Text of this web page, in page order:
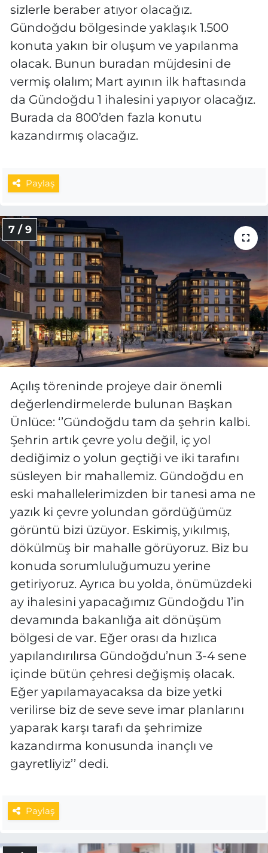
sizlerle beraber atıyor olacağız.
Gündoğdu bölgesinde yaklaşık 1.500
konuta yakın bir oluşum ve yapılanma
olacak. Bunun buradan müjdesini de
vermiş olalım; Mart ayının ilk haftasında
da Gündoğdu 1 ihalesini yapıyor olacağız.
Burada da 800’den fazla konutu
kazandırmış olacağız.
Paylaş
7 / 9
Açılış töreninde projeye dair önemli
değerlendirmelerde bulunan Başkan
Ünlüce: ‘’Gündoğdu tam da şehrin kalbi.
Şehrin artık çevre yolu değil, iç yol
dediğimiz o yolun geçtiği ve iki tarafını
süsleyen bir mahallemiz. Gündoğdu en
eski mahallelerimizden bir tanesi ama ne
yazık ki çevre yolundan gördüğümüz
görüntü bizi üzüyor. Eskimiş, yıkılmış,
dökülmüş bir mahalle görüyoruz. Biz bu
konuda sorumluluğumuzu yerine
getiriyoruz. Ayrıca bu yolda, önümüzdeki
ay ihalesini yapacağımız Gündoğdu 1’in
devamında bakanlığa ait dönüşüm
bölgesi de var. Eğer orası da hızlıca
yapılandırılırsa Gündoğdu’nun 3-4 sene
içinde bütün çehresi değişmiş olacak.
Eğer yapılamayacaksa da bize yetki
verilirse biz de seve seve imar planlarını
yaparak karşı tarafı da şehrimize
kazandırma konusunda inançlı ve
gayretliyiz’’ dedi.
Paylaş